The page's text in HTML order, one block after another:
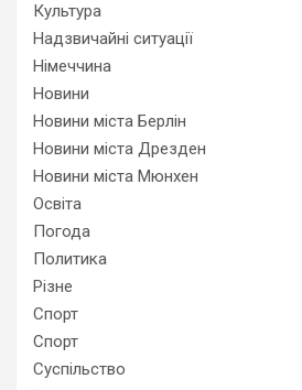
Культура
Надзвичайні ситуації
Німеччина
Новини
Новини міста Берлін
Новини міста Дрезден
Новини міста Мюнхен
Освіта
Погода
Политика
Різне
Спорт
Спорт
Суспільство